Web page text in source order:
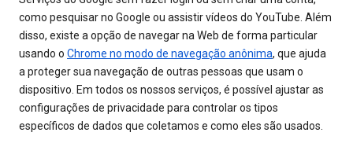
como pesquisar no Google ou assistir vídeos do YouTube. Além
disso, existe a opção de navegar na Web de forma particular
usando o Chrome no modo de navegação anônima, que ajuda
a proteger sua navegação de outras pessoas que usam o
dispositivo. Em todos os nossos serviços, é possível ajustar as
configurações de privacidade para controlar os tipos
específicos de dados que coletamos e como eles são usados.